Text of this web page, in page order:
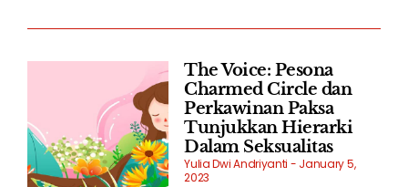
The Voice: Pesona
Charmed Circle dan
Perkawinan Paksa
Tunjukkan Hierarki
Dalam Seksualitas
Yulia Dwi Andriyanti
January 5,
2023